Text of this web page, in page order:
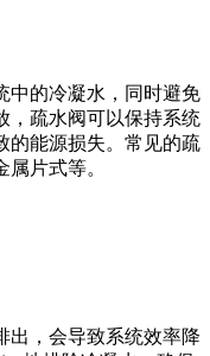
中的冷凝水，同时避免
，疏水阀可以保持系统
的能源损失。常见的疏
片式等。
出，会导致系统效率降